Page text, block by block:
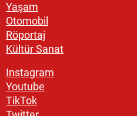
Yaşam
Otomobil
Röportaj
Kültür Sanat
Instagram
Youtube
TikTok